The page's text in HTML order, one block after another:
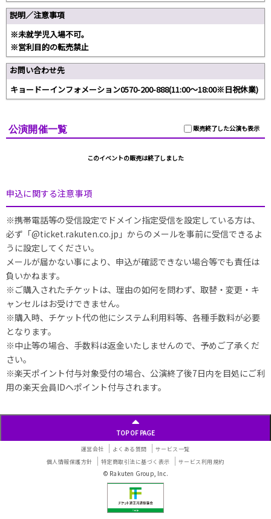
説明／注意事項
※未就学児入場不可。
※営利目的の転売禁止
お問い合わせ先
キョードーインフォメーション0570-200-888(11:00～18:00※日祝休業)
販売終了した公演も表示
公演開催一覧
このイベントの販売は終了しました
申込に関する注意事項
※携帯電話等の受信設定でドメイン指定受信を設定している方は、
必ず「@ticket.rakuten.co.jp」からのメールを事前に受信できるよ
うに設定してください。
メールが届かない事により、申込が確認できない場合等でも責任は
負いかねます。
※ご購入されたチケットは、理由の如何を問わず、取替・変更・キ
ャンセルはお受けできません。
※購入時、チケット代の他にシステム利用料等、各種手数料が必要
となります。
※中止等の場合、手数料は返金いたしませんので、予めご了承くだ
さい。
※楽天ポイント付与対象受付の場合、公演終了後7日内を目処にご利
用の楽天会員IDへポイント付与されます。
TOP OF PAGE
運営会社 よくある質問
サービス一覧
個人情報保護方針
特定商取引法に基づく表示 サービス利用規約
© Rakuten Group, Inc.